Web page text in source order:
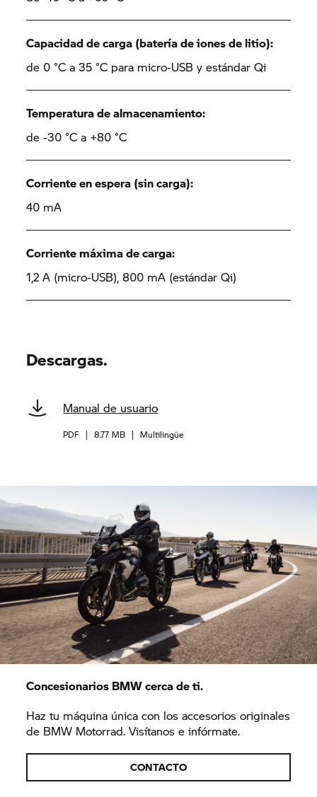
Capacidad de carga (batería de iones de litio):
de 0 °C a 35 °C para micro-USB y estándar Qi
Temperatura de almacenamiento:
de -30 °C a +80 °C
Corriente en espera (sin carga):
40 mA
Corriente máxima de carga:
1,2 A (micro-USB), 800 mA (estándar Qi)
Descargas.
Manual de usuario
PDF | 8.77 MB | Multilingüe
Concesionarios BMW cerca de ti.
Haz tu máquina única con los accesorios originales
de BMW Motorrad. Visítanos e infórmate.
CONTACTO